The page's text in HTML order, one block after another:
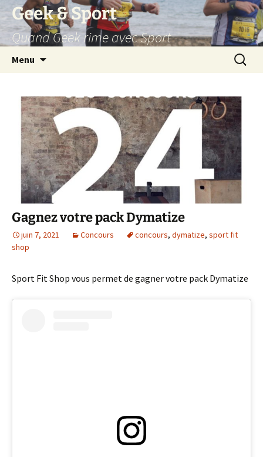
Aller
au
contenu
Geek & Sport
Quand Geek rime avec Sport
Menu
Gagnez votre pack Dymatize
juin 7, 2021 Concours concours, dymatize, sport fit
shop
Sport Fit Shop vous permet de gagner votre pack Dymatize